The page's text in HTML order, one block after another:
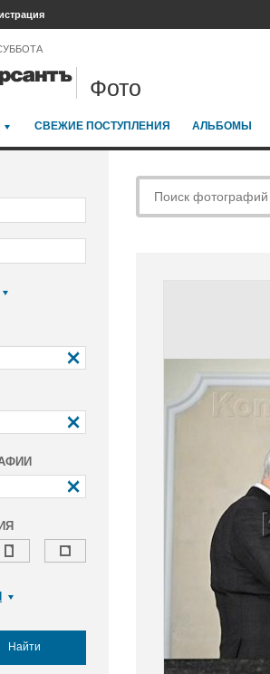
Фото
СВЕЖИЕ ПОСТУПЛЕНИЯ АЛЬБОМЫ
и отдых
Найти